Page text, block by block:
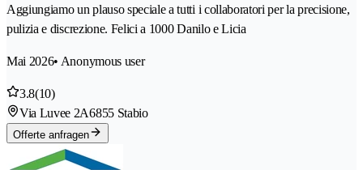
Aggiungiamo un plauso speciale a tutti i collaboratori per la precisione,
pulizia e discrezione. Felici a 1000 Danilo e Licia
Mai 2026• Anonymous user
3.8(10)
Via Luvee 2A6855 Stabio
Offerte anfragen